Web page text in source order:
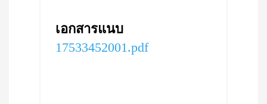
เอกสารแนบ
17533452001.pdf